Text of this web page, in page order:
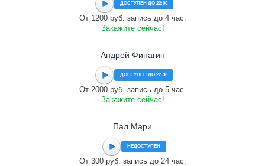
ДОСТУПЕН ДО 22:00
От 1200 руб. запись до 4 час.
Закажите сейчас!
Андрей Финагин
ДОСТУПЕН ДО 22:30
От 2000 руб. запись до 5 час.
Закажите сейчас!
Пал Мари
НЕДОСТУПЕН
От 300 руб. запись до 24 час.